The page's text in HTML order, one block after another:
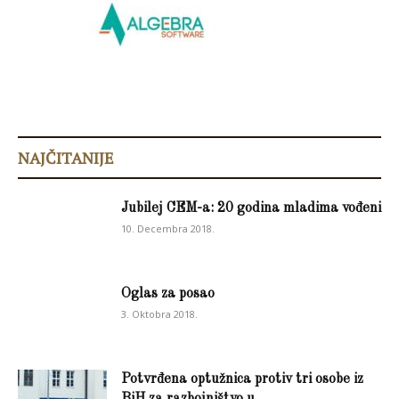
NAJČITANIJE
Jubilej CEM-a: 20 godina mladima vođeni
10. Decembra 2018.
Oglas za posao
3. Oktobra 2018.
Potvrđena optužnica protiv tri osobe iz